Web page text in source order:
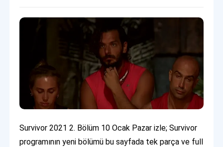
Survivor 2021 2. Bölüm 10 Ocak Pazar izle; Survivor
programının yeni bölümü bu sayfada tek parça ve full